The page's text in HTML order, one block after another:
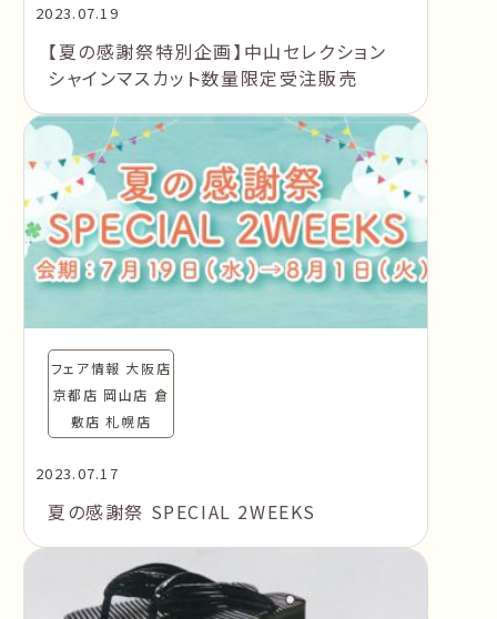
2023.07.19
【夏の感謝祭特別企画】中山セレクション
シャインマスカット数量限定受注販売
フェア情報 大阪店
京都店 岡山店 倉
敷店 札幌店
2023.07.17
夏の感謝祭 SPECIAL 2WEEKS